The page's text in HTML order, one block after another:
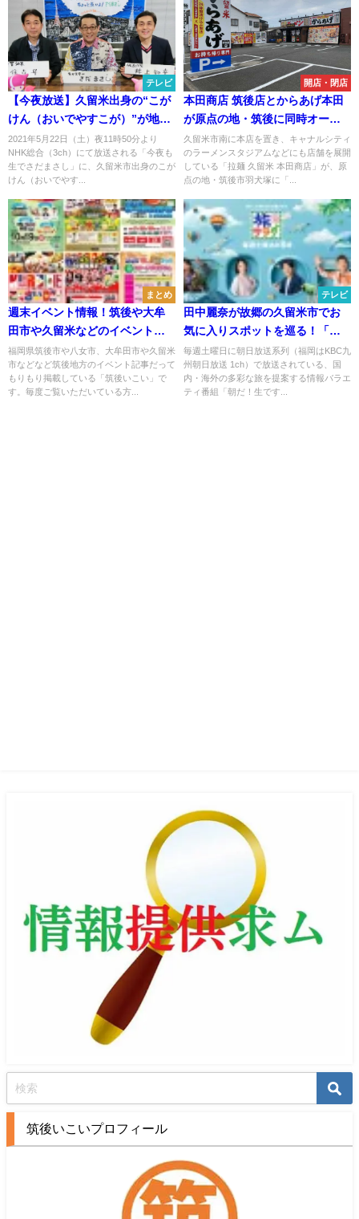
テレビ
【今夜放送】久留米出身の“こが
けん（おいでやすこが）”が地元
愛を語る！「今夜も生でさだま
さし」
2021年5月22日（土）夜11時50分より
NHK総合（3ch）にて放送される「今夜も
生でさだまさし」に、久留米市出身のこが
けん（おいでやす...
開店・閉店
本田商店 筑後店とからあげ本田
が原点の地・筑後に同時オープ
ン。9月28日予定
久留米市南に本店を置き、キャナルシティ
のラーメンスタジアムなどにも店舗を展開
している「拉麺 久留米 本田商店」が、原
点の地・筑後市羽犬塚に「...
まとめ
週末イベント情報！筑後や大牟
田市や久留米などのイベントを
まるっと公開（2025年10月18
日、19日）
福岡県筑後市や八女市、大牟田市や久留米
市などなど筑後地方のイベント記事だって
もりもり掲載している「筑後いこい」で
す。毎度ご覧いただいている方...
テレビ
田中麗奈が故郷の久留米市でお
気に入りスポットを巡る！「朝
だ！生です旅サラダ」3月28日放
送
毎週土曜日に朝日放送系列（福岡はKBC九
州朝日放送 1ch）で放送されている、国
内・海外の多彩な旅を提案する情報バラエ
ティ番組「朝だ！生です...
筑後いこいプロフィール